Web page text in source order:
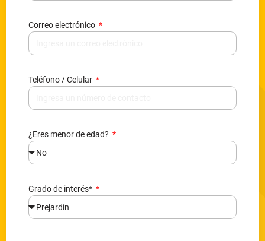
Correo electrónico
Teléfono / Celular
¿Eres menor de edad?
Grado de interés*